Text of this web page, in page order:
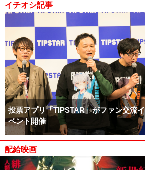
イチオシ記事
投票アプリ「TIPSTAR」がファン交流イ
ベント開催
配給映画